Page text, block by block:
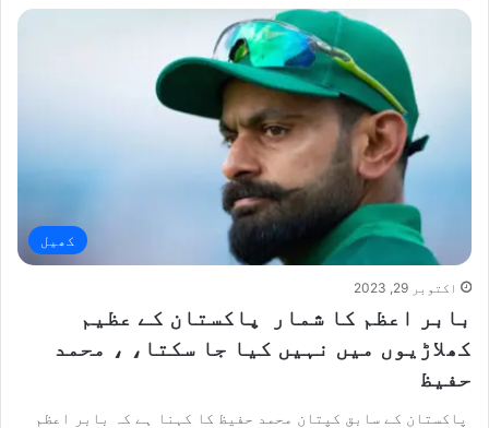
کھیل
اکتوبر 29, 2023
بابر اعظم کا شمار پاکستان کے عظیم
کھلاڑیوں میں نہیں کیا جا سکتا، ، محمد
حفیظ
پاکستان کے سابق کپتان محمد حفیظ کا کہنا ہے کہ بابر اعظم